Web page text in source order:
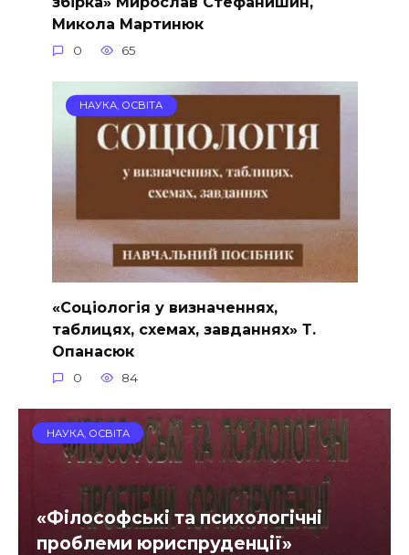
Микола Мартинюк
0 65
НАУКА, ОСВІТА
«Соціологія у визначеннях,
таблицях, схемах, завданнях» Т.
Опанасюк
0 84
НАУКА, ОСВІТА
«Філософські та психологічні
проблеми юриспруденції»